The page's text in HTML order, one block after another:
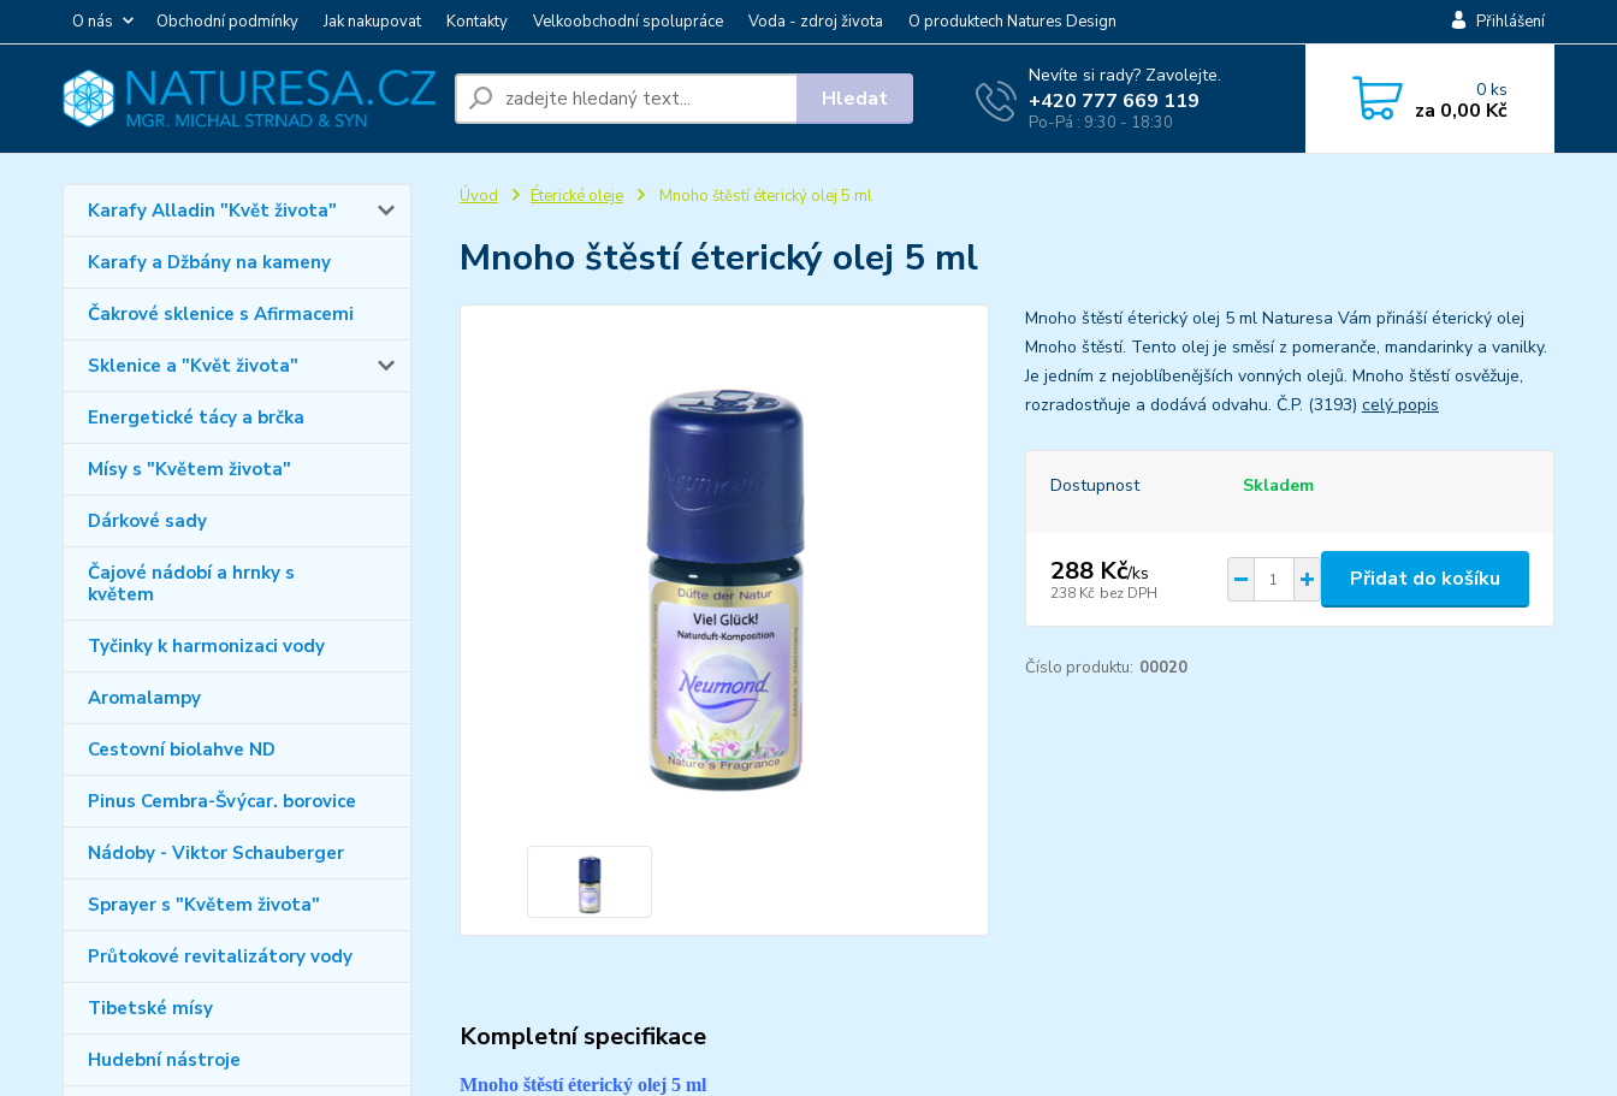
O nás Obchodní podmínky Jak nakupovat Kontakty Velkoobchodní spolupráce Voda - zdroj života O produktech Natures Design Přihlášení
Hledat
Nevíte si rady? Zavolejte.
+420 777 669 119
Po-Pá : 9:30 - 18:30
0ks
za 0,00 Kč
Karafy Alladin "Květ života"
Karafy a Džbány na kameny
Čakrové sklenice s Afirmacemi
Sklenice a "Květ života"
Energetické tácy a brčka
Mísy s "Květem života"
Dárkové sady
Čajové nádobí a hrnky s
květem
Tyčinky k harmonizaci vody
Aromalampy
Cestovní biolahve ND
Pinus Cembra-Švýcar. borovice
Nádoby - Viktor Schauberger
Sprayer s "Květem života"
Průtokové revitalizátory vody
Tibetské mísy
Hudební nástroje
Úvod Éterické oleje Mnoho štěstí éterický olej 5 ml
Mnoho štěstí éterický olej 5 ml
Mnoho štěstí éterický olej 5 ml Naturesa Vám přináší éterický olej
Mnoho štěstí. Tento olej je směsí z pomeranče, mandarinky a vanilky.
Je jedním z nejoblíbenějších vonných olejů. Mnoho štěstí osvěžuje,
rozradostňuje a dodává odvahu. Č.P. (3193) celý popis
Dostupnost Skladem
288 Kč/ks
238 Kč bez DPH
Přidat do košíku
Číslo produktu: 00020
Kompletní specifikace
Mnoho štěstí éterický olej 5 ml